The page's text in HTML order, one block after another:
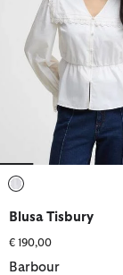
Blusa Tisbury
€ 190,00
Barbour